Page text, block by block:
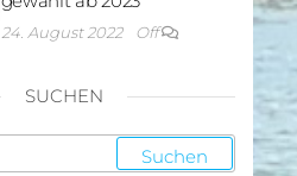
24. August 2022 Off
SUCHEN